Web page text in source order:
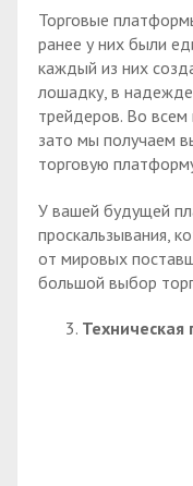
Торговые
ранее у них были
каждый из них
лошадку, в
трейдеров. Во всем
зато мы получаем
торговую
У вашей будущей
проскальзывания,
от мировых
большой выбор